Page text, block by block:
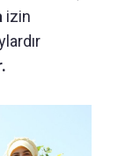
izin